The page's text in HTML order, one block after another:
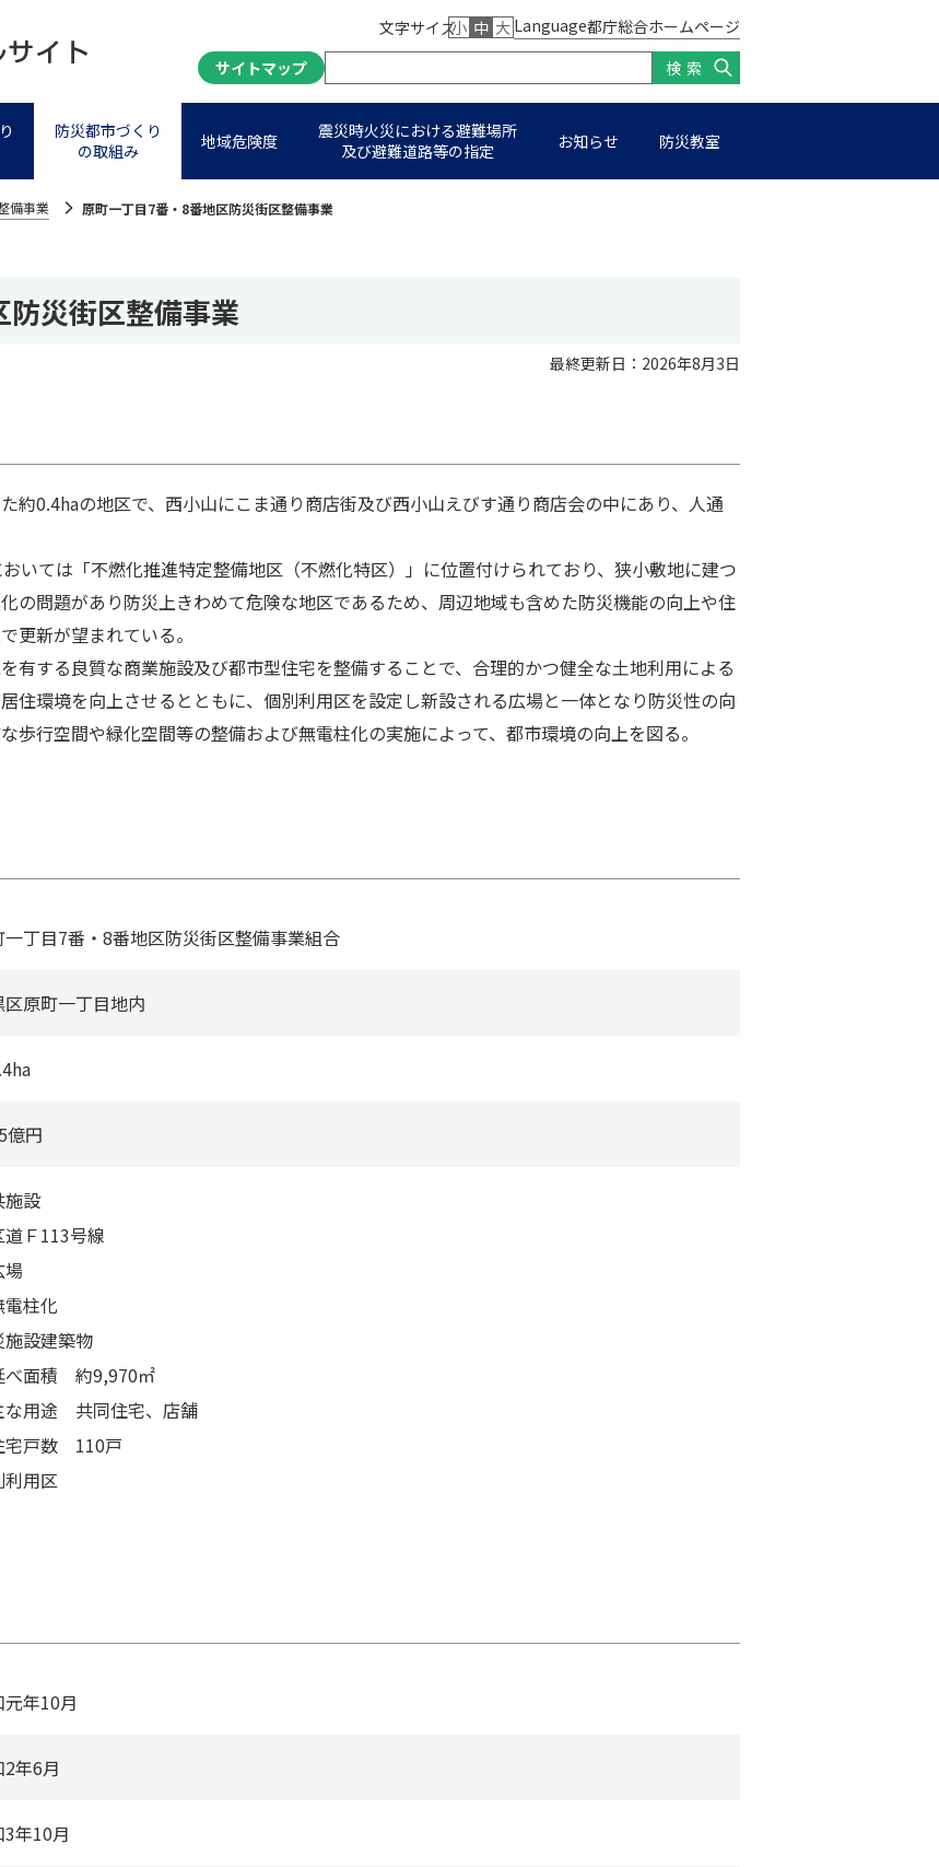
文字サイズ小 中 大 Language都庁総合ホームページ
サイトマップ
検索
防災都市づくり
の取組み
地域危険度
震災時火災における避難場所
及び避難道路等の指定
お知らせ 防災教室
備事業 原町⼀丁⽬7番・8番地区防災街区整備事業
災街区整備事業
最終更新日：2026年8⽉3⽇
約0.4haの地区で、⻄⼩⼭にこま通り商店街及び⻄⼩⼭えびす通り商店会の中にあり、⼈通
いては「不燃化推進特定整備地区（不燃化特区）」に位置付けられており、狭⼩敷地に建つ
の問題があり防災上きわめて危険な地区であるため、周辺地域も含めた防災機能の向上や住
更新が望まれている。
有する良質な商業施設及び都市型住宅を整備することで、合理的かつ健全な⼟地利⽤による
住環境を向上させるとともに、個別利⽤区を設定し新設される広場と⼀体となり防災性の向
歩⾏空間や緑化空間等の整備および無電柱化の実施によって、都市環境の向上を図る。
⼀丁⽬7番・8番地区防災街区整備事業組合
区原町⼀丁⽬地内
億円
施設
Ｆ113号線
柱化
施設建築物
⾯積 約9,970㎡
⽤途 共同住宅、店舗
⼾数 110⼾
利⽤区
年10⽉
年6⽉
年10⽉